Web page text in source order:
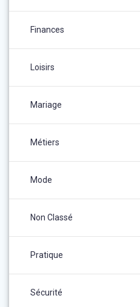
Finances
Loisirs
Mariage
Métiers
Mode
Non Classé
Pratique
Sécurité